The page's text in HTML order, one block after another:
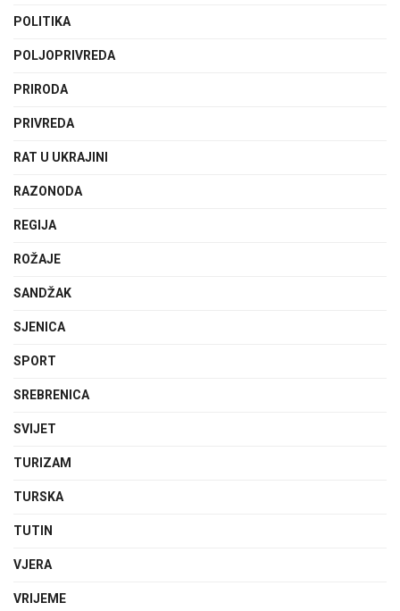
POLITIKA
POLJOPRIVREDA
PRIRODA
PRIVREDA
RAT U UKRAJINI
RAZONODA
REGIJA
ROŽAJE
SANDŽAK
SJENICA
SPORT
SREBRENICA
SVIJET
TURIZAM
TURSKA
TUTIN
VJERA
VRIJEME